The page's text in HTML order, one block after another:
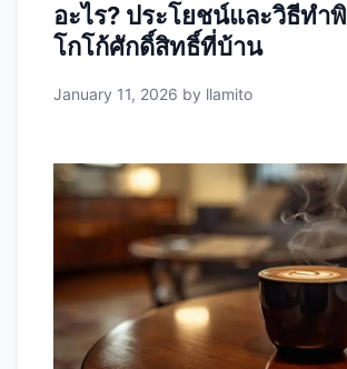
อะไร? ประโยชน์และวิธีทำ
โกโก้ศักดิ์สิทธิ์ที่บ้าน
January 11, 2026 by llamito